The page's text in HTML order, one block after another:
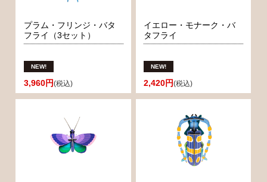
プラム・フリンジ・バタ
フライ（3セット）
3,960円(税込)
イエロー・モナーク・バ
タフライ
2,420円(税込)